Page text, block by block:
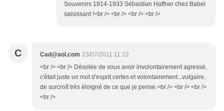
Souvenirs 1914-1933 Sébastian Haffner chez Babel
saisissant !<br /> <br /> <br /> <br />
C Cad@aol.com 23/07/2011 11:22
<br /> <br /> Désolée de vous avoir involontairement agressé,
c'était juste un mot d'esprit certes et volontairement...vulgaire,
de surcroît très éloigné de ce que je pense.<br /> <br /> <br />
<br />